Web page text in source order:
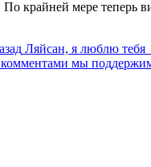
крайней мере
Ляйсан, я люблю тебя
комментами мы